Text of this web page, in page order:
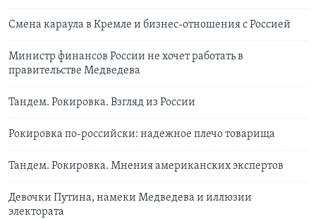
Смена караула в Кремле и бизнес-отношения c Россией
Министр финансов России не хочет работать в
правительстве Медведева
Тандем. Рокировка. Взгляд из России
Рокировка по-российски: надежное плечо товарища
Тандем. Рокировка. Мнения американских экспертов
Девочки Путина, намеки Медведева и иллюзии
электората